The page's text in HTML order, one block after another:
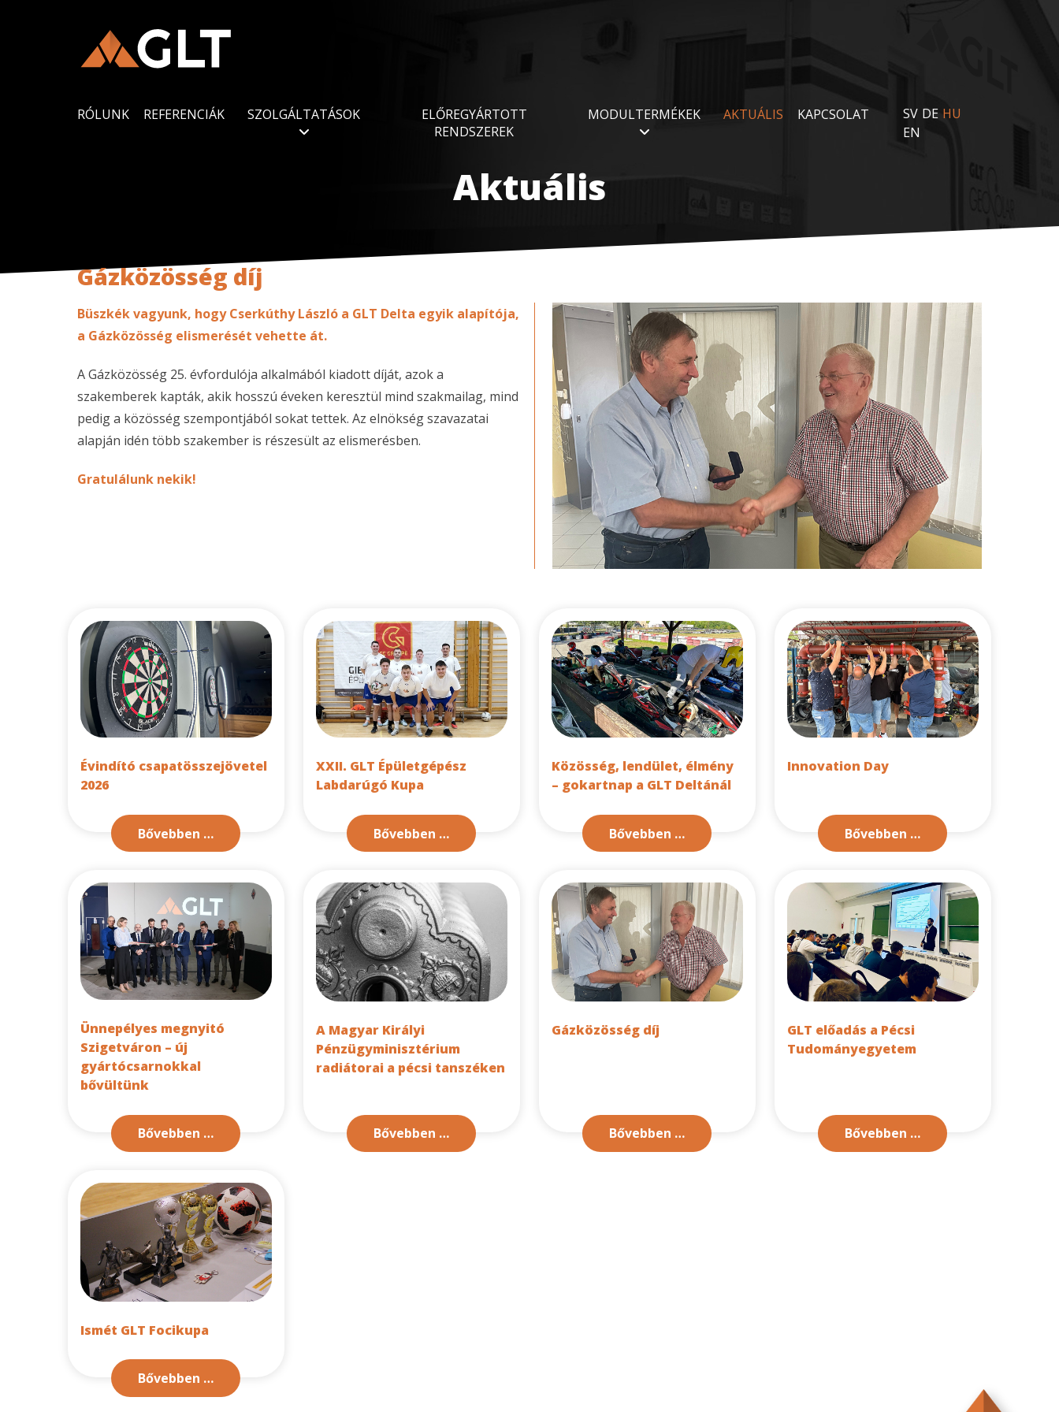
RÓLUNK REFERENCIÁK SZOLGÁLTATÁSOK
ELŐREGYÁRTOTT
RENDSZEREK
MODULTERMÉKEK AKTUÁLIS KAPCSOLAT SV DE HU
EN
Aktuális
Gázközösség díj
Büszkék vagyunk, hogy Cserkúthy László a GLT Delta egyik alapítója,
a Gázközösség elismerését vehette át.
A Gázközösség 25. évfordulója alkalmából kiadott díját, azok a
szakemberek kapták, akik hosszú éveken keresztül mind szakmailag, mind
pedig a közösség szempontjából sokat tettek. Az elnökség szavazatai
alapján idén több szakember is részesült az elismerésben.
Gratulálunk nekik!
Évindító csapatösszejövetel
2026
Bővebben …
XXII. GLT Épületgépész
Labdarúgó Kupa
Bővebben …
Közösség, lendület, élmény
– gokartnap a GLT Deltánál
Bővebben …
Innovation Day
Bővebben …
Ünnepélyes megnyitó
Szigetváron – új
gyártócsarnokkal
bővültünk
Bővebben …
A Magyar Királyi
Pénzügyminisztérium
radiátorai a pécsi tanszéken
Bővebben …
Gázközösség díj
Bővebben …
GLT előadás a Pécsi
Tudományegyetem
Bővebben …
Ismét GLT Focikupa
Bővebben …